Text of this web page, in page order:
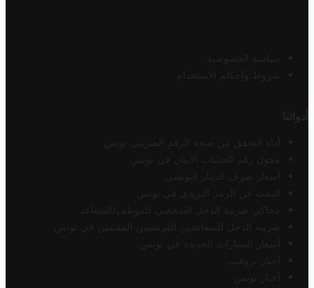
سياسة الخصوصية
شروط وأحكام الاستخدام
أدواتنا
أداة التحقق من صحة الرقم الضريبي تونس
محول رقم الحساب الآيبان في تونس
أسعار صرف الدينار التونسي
البحث عن الرمز البريدي في تونس
محاكي ضريبة الدخل الشخصي للموظف/المتقاعد
ضريبة الدخل للمتقاعدين الفرنسيين المقيمين في تونس
أسعار السيارات الجديدة في تونس
أخبار تروفيت
أخبار تونس